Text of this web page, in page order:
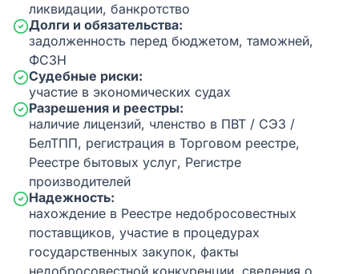
ликвидации, банкротство
Долги и обязательства:
задолженность перед бюджетом, таможней,
ФСЗН
Судебные риски:
участие в экономических судах
Разрешения и реестры:
наличие лицензий, членство в ПВТ / СЭЗ /
БелТПП, регистрация в Торговом реестре,
Реестре бытовых услуг, Регистре
производителей
Надежность:
нахождение в Реестре недобросовестных
поставщиков, участие в процедурах
государственных закупок, факты
недобросовестной конкуренции, сведения о